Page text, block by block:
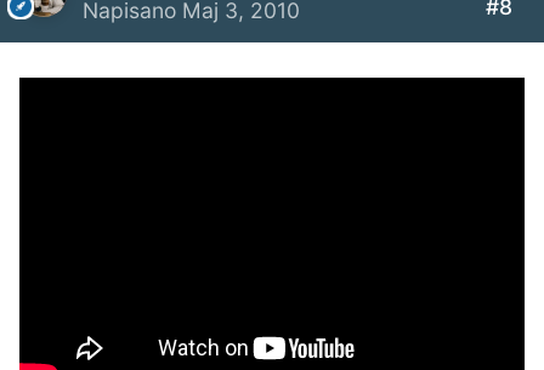
Napisano Maj 3, 2010 #8